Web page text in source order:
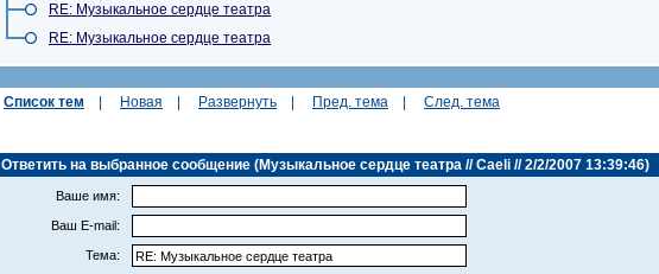
RE: Музыкальное сердце театра
RE: Музыкальное сердце театра
Список тем Новая Развернуть Пред. тема След. тема
Ответить на выбранное сообщение (Музыкальное сердце театра // Caeli // 2/2/2007 13:39:46)
Ваше имя:
Ваш E-mail:
Тема: